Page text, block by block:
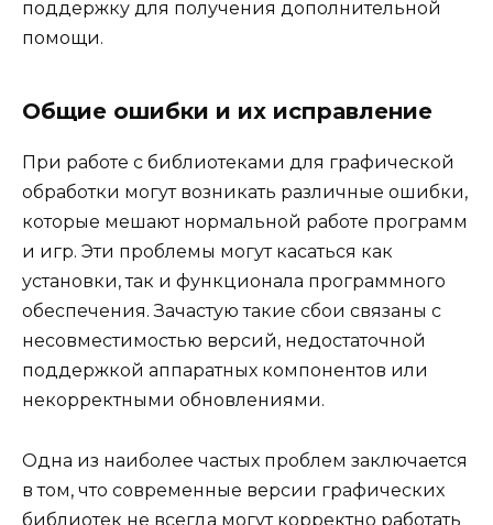
поддержку для получения дополнительной
помощи.
Общие ошибки и их исправление
При работе с библиотеками для графической
обработки могут возникать различные ошибки,
которые мешают нормальной работе программ
и игр. Эти проблемы могут касаться как
установки, так и функционала программного
обеспечения. Зачастую такие сбои связаны с
несовместимостью версий, недостаточной
поддержкой аппаратных компонентов или
некорректными обновлениями.
Одна из наиболее частых проблем заключается
в том, что современные версии графических
библиотек не всегда могут корректно работать